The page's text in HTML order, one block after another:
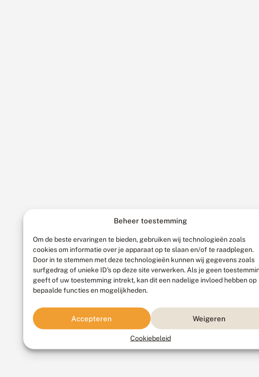
Beheer toestemming
Om de beste ervaringen te bieden, gebruiken wij technologieën zoals
cookies om informatie over je apparaat op te slaan en/of te raadplegen.
Door in te stemmen met deze technologieën kunnen wij gegevens zoals
surfgedrag of unieke ID's op deze site verwerken. Als je geen
geeft of uw toestemming intrekt, kan dit een nadelige invloed hebben op
bepaalde functies en mogelijkheden.
Accepteren Weigeren
Cookiebeleid